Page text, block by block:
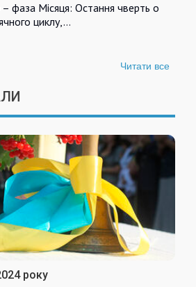
фаза Місяця: Остання чверть о
циклу,…
Читати все
року